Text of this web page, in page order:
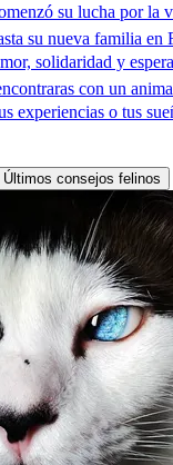
su lucha por la
su nueva familia en
solidaridad y
con un
experiencias o tus
Últimos consejos felinos